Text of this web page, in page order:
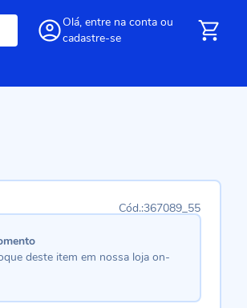
Olá, entre na conta ou
cadastre-se
367089_55
deste item em nossa loja on-